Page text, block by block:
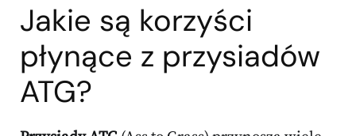
Jakie są korzyści
płynące z przysiadów
ATG?